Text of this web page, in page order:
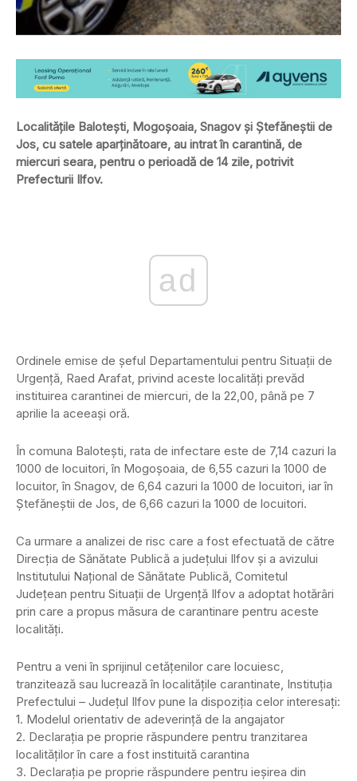
Localităţile Baloteşti, Mogoşoaia, Snagov şi Ştefăneştii de
Jos, cu satele aparținătoare, au intrat în carantină, de
miercuri seara, pentru o perioadă de 14 zile, potrivit
Prefecturii Ilfov.
ad
Ordinele emise de şeful Departamentului pentru Situaţii de
Urgenţă, Raed Arafat, privind aceste localităţi prevăd
instituirea carantinei de miercuri, de la 22,00, până pe 7
aprilie la aceeaşi oră.
În comuna Balotești, rata de infectare este de 7,14 cazuri la
1000 de locuitori, în Mogoșoaia, de 6,55 cazuri la 1000 de
locuitor, în Snagov, de 6,64 cazuri la 1000 de locuitori, iar în
Ștefăneștii de Jos, de 6,66 cazuri la 1000 de locuitori.
Ca urmare a analizei de risc care a fost efectuată de către
Direcţia de Sănătate Publică a judeţului Ilfov şi a avizului
Institutului Naţional de Sănătate Publică, Comitetul
Judeţean pentru Situaţii de Urgenţă Ilfov a adoptat hotărâri
prin care a propus măsura de carantinare pentru aceste
localităţi.
Pentru a veni în sprijinul cetățenilor care locuiesc,
tranzitează sau lucrează în localitățile carantinate, Instituția
Prefectului – Județul Ilfov pune la dispoziția celor interesați:
1️. Modelul orientativ de adeverință de la angajator
2. Declarația pe proprie răspundere pentru tranzitarea
localităților în care a fost instituită carantina
3. Declarația pe proprie răspundere pentru ieșirea din